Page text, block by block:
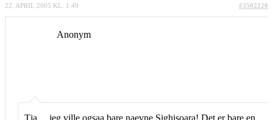
22. APRIL 2005 KL. 1:49 #3502220
Anonym
Tja… jeg ville ogsaa bare naevne Sighisoara! Det er bare en